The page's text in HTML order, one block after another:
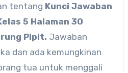
tentang Kunci Jawaban
5 Halaman 30
Pipit. Jawaban
dan ada kemungkinan
tua untuk menggali